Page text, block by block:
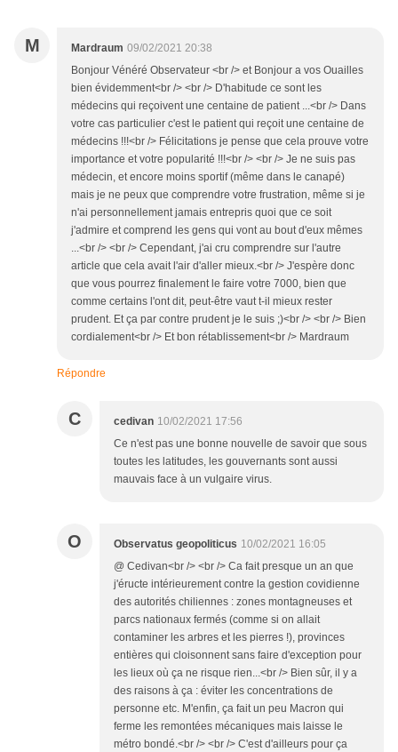
M Mardraum 09/02/2021 20:38
Bonjour Vénéré Observateur <br /> et Bonjour a vos Ouailles
bien évidemment<br /> <br /> D'habitude ce sont les
médecins qui reçoivent une centaine de patient ...<br /> Dans
votre cas particulier c'est le patient qui reçoit une centaine de
médecins !!!<br /> Félicitations je pense que cela prouve votre
importance et votre popularité !!!<br /> <br /> Je ne suis pas
médecin, et encore moins sportif (même dans le canapé)
mais je ne peux que comprendre votre frustration, même si je
n'ai personnellement jamais entrepris quoi que ce soit
j'admire et comprend les gens qui vont au bout d'eux mêmes
...<br /> <br /> Cependant, j'ai cru comprendre sur l'autre
article que cela avait l'air d'aller mieux.<br /> J'espère donc
que vous pourrez finalement le faire votre 7000, bien que
comme certains l'ont dit, peut-être vaut t-il mieux rester
prudent. Et ça par contre prudent je le suis ;)<br /> <br /> Bien
cordialement<br /> Et bon rétablissement<br /> Mardraum
Répondre
C cedivan 10/02/2021 17:56
Ce n'est pas une bonne nouvelle de savoir que sous
toutes les latitudes, les gouvernants sont aussi
mauvais face à un vulgaire virus.
O Observatus geopoliticus 10/02/2021 16:05
@ Cedivan<br /> <br /> Ca fait presque un an que
j'éructe intérieurement contre la gestion covidienne
des autorités chiliennes : zones montagneuses et
parcs nationaux fermés (comme si on allait
contaminer les arbres et les pierres !), provinces
entières qui cloisonnent sans faire d'exception pour
les lieux où ça ne risque rien...<br /> Bien sûr, il y a
des raisons à ça : éviter les concentrations de
personne etc. M'enfin, ça fait un peu Macron qui
ferme les remontées mécaniques mais laisse le
métro bondé.<br /> <br /> C'est d'ailleurs pour ça